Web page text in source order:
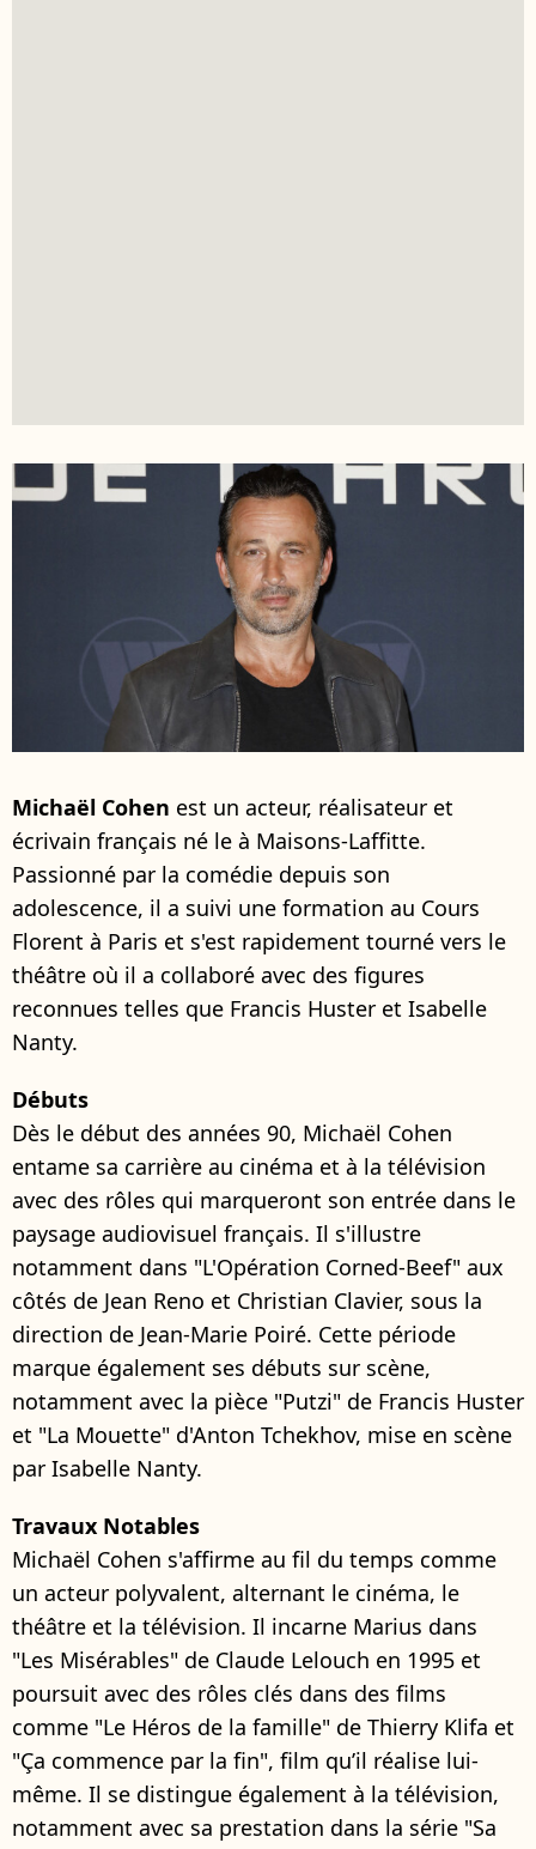
Michaël Cohen est un acteur, réalisateur et
écrivain français né le à Maisons-Laffitte.
Passionné par la comédie depuis son
adolescence, il a suivi une formation au Cours
Florent à Paris et s'est rapidement tourné vers le
théâtre où il a collaboré avec des figures
reconnues telles que Francis Huster et Isabelle
Nanty.
Débuts
Dès le début des années 90, Michaël Cohen
entame sa carrière au cinéma et à la télévision
avec des rôles qui marqueront son entrée dans le
paysage audiovisuel français. Il s'illustre
notamment dans "L'Opération Corned-Beef" aux
côtés de Jean Reno et Christian Clavier, sous la
direction de Jean-Marie Poiré. Cette période
marque également ses débuts sur scène,
notamment avec la pièce "Putzi" de Francis Huster
et "La Mouette" d'Anton Tchekhov, mise en scène
par Isabelle Nanty.
Travaux Notables
Michaël Cohen s'affirme au fil du temps comme
un acteur polyvalent, alternant le cinéma, le
théâtre et la télévision. Il incarne Marius dans
"Les Misérables" de Claude Lelouch en 1995 et
poursuit avec des rôles clés dans des films
comme "Le Héros de la famille" de Thierry Klifa et
"Ça commence par la fin", film qu’il réalise lui-
même. Il se distingue également à la télévision,
notamment avec sa prestation dans la série "Sa